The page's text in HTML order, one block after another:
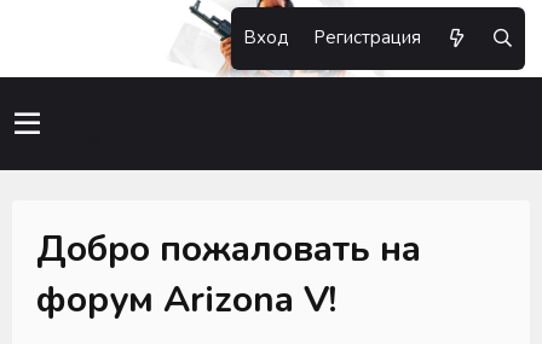
Вход Регистрация
Добро пожаловать на
форум Arizona V!